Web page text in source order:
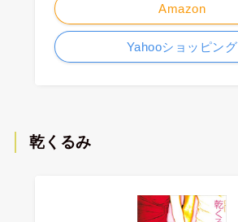
Amazon
Yahooショッピング
乾くるみ